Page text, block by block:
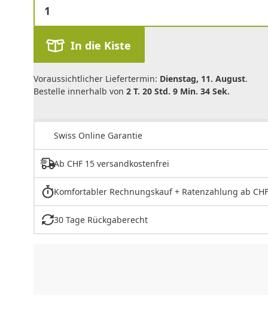
In die Kiste
Voraussichtlicher Liefertermin: Dienstag, 11. August.
Bestelle innerhalb von 2 T. 20 Std. 9 Min. 34 Sek.
Swiss Online Garantie
Ab CHF 15 versandkostenfrei
Komfortabler Rechnungskauf + Ratenzahlung ab
30 Tage Rückgaberecht